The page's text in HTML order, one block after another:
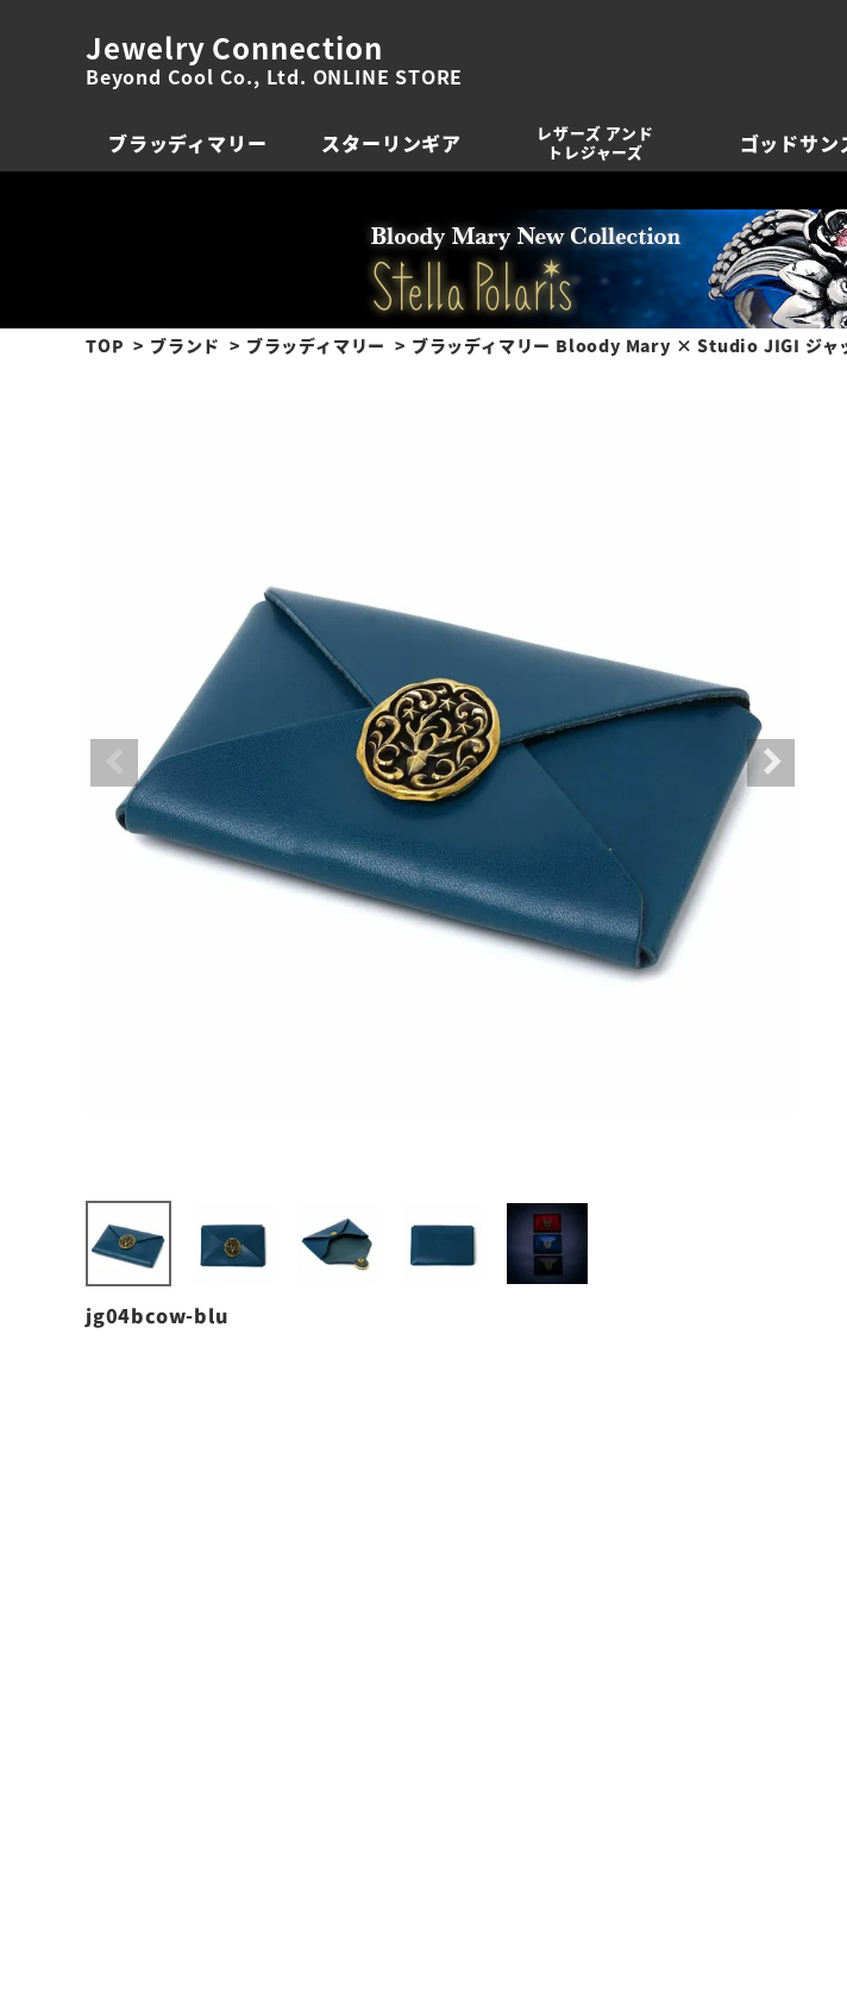
Jewelry Connection
Beyond Cool Co., Ltd. ONLINE STORE
ブラッディマリー スターリンギア
レザーズ アンド
トレジャーズ
ゴッドサン
TOP ブランド ブラッディマリー ブラッディマリー Bloody Mary × Studio JIGI ジャ
jg04bcow-blu